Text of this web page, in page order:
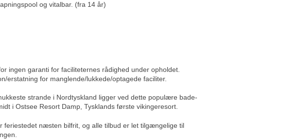
og vitalbar. (fra 14 år)
ingen garanti for faciliteternes rådighed under opholdet.
erstatning for manglende/lukkede/optagede faciliter.
strande i Nordtyskland ligger ved dette populære bade-
i Ostsee Resort Damp, Tysklands første vikingeresort.
næsten bilfrit, og alle tilbud er let tilgængelige til